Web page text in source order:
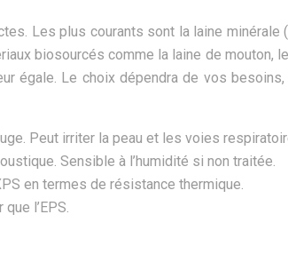
Les plus courants sont la laine minérale
biosourcés comme la laine de mouton,
égale. Le choix dépendra de vos
Peut irriter la peau et les voies
Sensible à l’humidité si non traitée.
en termes de résistance thermique.
l’EPS.